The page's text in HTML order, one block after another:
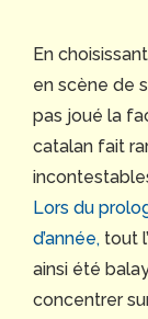
En
en scène de
pas joué la
catalan fait
Lors du
d’année, tout
ainsi été
concentrer